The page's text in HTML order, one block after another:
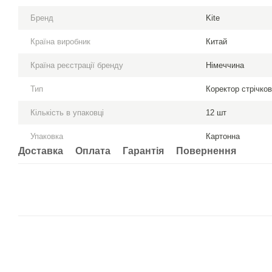
Бренд Kite
Країна виробник Китай
Країна реєстрації бренду Німеччина
Тип Коректор
Кількість в упаковці 12 шт
Упаковка Картонна
Доставка Оплата Гарантія Повернення